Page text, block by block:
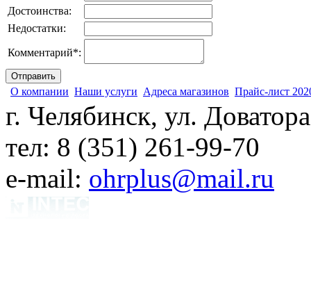
Достоинства:
Недостатки:
Комментарий*:
О компании Наши услуги Адреса магазинов Прайс-лист
г. Челябинск, ул.
тел: 8 (351) 261-99-70
e-mail: ohrplus@mail.ru